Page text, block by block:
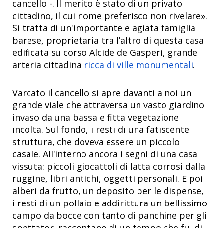
cancello -. Il merito è stato di un privato
cittadino, il cui nome preferisco non rivelare».
Si tratta di un'importante e agiata famiglia
barese, proprietaria tra l’altro di questa casa
edificata su corso Alcide de Gasperi, grande
arteria cittadina ricca di ville monumentali.
Varcato il cancello si apre davanti a noi un
grande viale che attraversa un vasto giardino
invaso da una bassa e fitta vegetazione
incolta. Sul fondo, i resti di una fatiscente
struttura, che doveva essere un piccolo
casale. All'interno ancora i segni di una casa
vissuta: piccoli giocattoli di latta corrosi dalla
ruggine, libri antichi, oggetti personali. E poi
alberi da frutto, un deposito per le dispense,
i resti di un pollaio e addirittura un bellissimo
campo da bocce con tanto di panchine per gli